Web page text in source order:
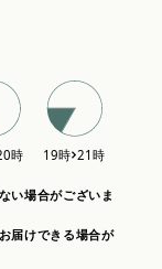
い場合がございま
届けできる場合が